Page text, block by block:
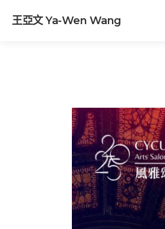
王亞文 Ya-Wen Wang